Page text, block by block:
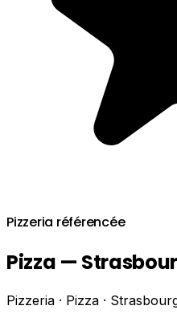
Pizzeria référencée
Pizza —
Pizzeria · Pizza ·